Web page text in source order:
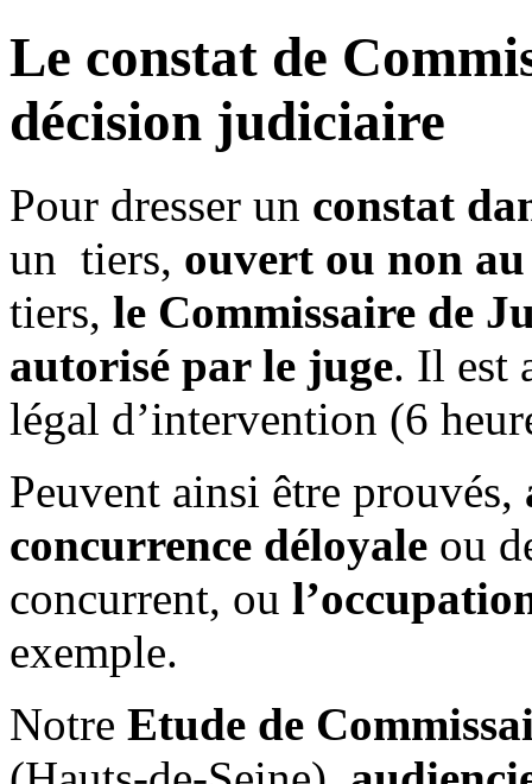
Le constat de
décision judiciaire
Pour dresser un constat
un tiers, ouvert ou non
tiers, le Commissaire de
autorisé par le juge. Il est
légal d’intervention (6
Peuvent ainsi être prouvés,
concurrence déloyale ou
concurrent, ou
exemple.
Notre Etude de